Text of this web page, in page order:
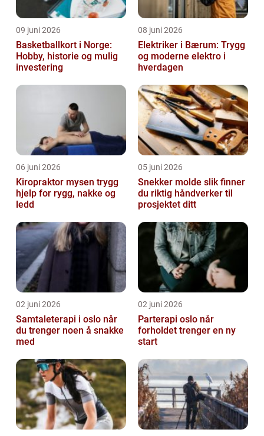
09 juni 2026
Basketballkort i Norge:
Hobby, historie og mulig
investering
08 juni 2026
Elektriker i Bærum: Trygg
og moderne elektro i
hverdagen
06 juni 2026
Kiropraktor mysen trygg
hjelp for rygg, nakke og
ledd
05 juni 2026
Snekker molde slik finner
du riktig håndverker til
prosjektet ditt
02 juni 2026
Samtaleterapi i oslo når
du trenger noen å snakke
med
02 juni 2026
Parterapi oslo når
forholdet trenger en ny
start